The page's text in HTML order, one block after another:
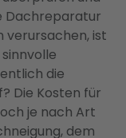
Dachreparatur
verursachen, ist
die
Die Kosten für
je nach Art
dem